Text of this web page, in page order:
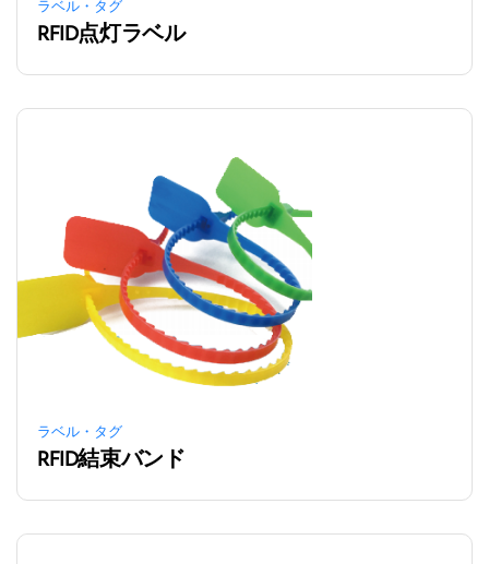
ラベル・タグ
RFID点灯ラベル
ラベル・タグ
RFID結束バンド